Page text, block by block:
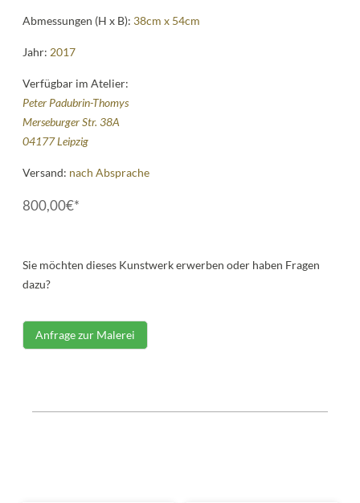
Abmessungen (H x B): 38cm x 54cm
Jahr: 2017
Verfügbar im Atelier:
Peter Padubrin-Thomys
Merseburger Str. 38A
04177 Leipzig
Versand: nach Absprache
800,00€*
Sie möchten dieses Kunstwerk erwerben oder haben Fragen
dazu?
Anfrage zur Malerei